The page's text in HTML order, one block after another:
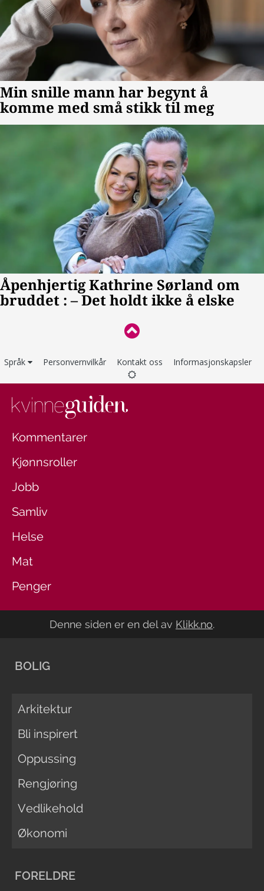
Språk Personvernvilkår Kontakt oss Informasjonskapsler
Kommentarer
Kjønnsroller
Jobb
Samliv
Helse
Mat
Penger
Denne siden er en del av Klikk.no.
BOLIG
Arkitektur
Bli inspirert
Oppussing
Rengjøring
Vedlikehold
Økonomi
FORELDRE